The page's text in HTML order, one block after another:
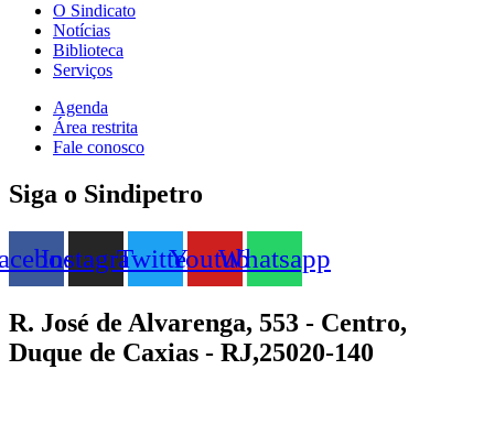
O Sindicato
Notícias
Biblioteca
Serviços
Agenda
Área restrita
Fale conosco
Siga o Sindipetro
InstagramTwitterYoutubeWhatsapp
R. José de Alvarenga, 553 - Centro,
Duque de Caxias - RJ,25020-140